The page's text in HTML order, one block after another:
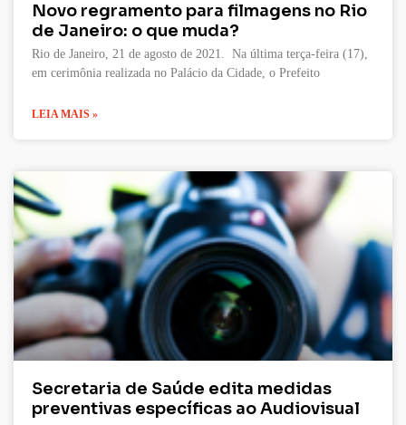
Novo regramento para filmagens no Rio
de Janeiro: o que muda?
Rio de Janeiro, 21 de agosto de 2021. Na última terça-feira (17),
em cerimônia realizada no Palácio da Cidade, o Prefeito
LEIA MAIS »
Secretaria de Saúde edita medidas
preventivas específicas ao Audiovisual